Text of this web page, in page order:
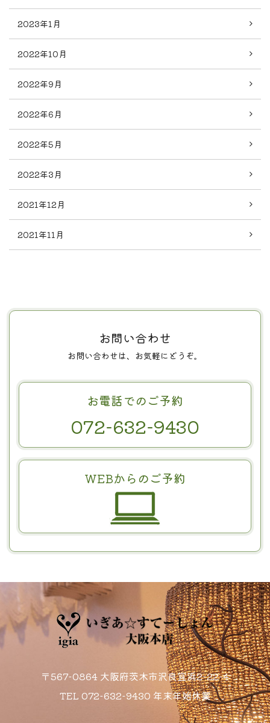
2023年1月
2022年10月
2022年9月
2022年6月
2022年5月
2022年3月
2021年12月
2021年11月
お問い合わせ
お問い合わせは、お気軽にどうぞ。
お電話でのご予約
072-632-9430
WEBからのご予約
〒567-0864 大阪府茨木市沢良宜浜2-22-4
TEL 072-632-9430 年末年始休業